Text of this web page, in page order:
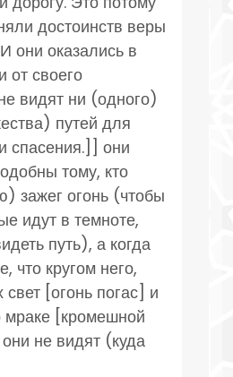
достоинств веры
они оказались в
от своего
видят ни (одного)
путей для
спасения.]] они
тому, кто
зажег огонь (чтобы
идут в темноте,
путь), а когда
что кругом него,
[огонь погас] и
мраке [кромешной
не видят (куда